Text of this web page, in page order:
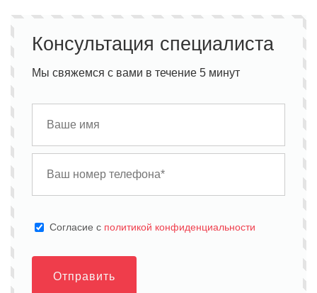
Консультация специалиста
Мы свяжемся с вами в течение 5 минут
Cогласие с политикой конфиденциальности
Отправить